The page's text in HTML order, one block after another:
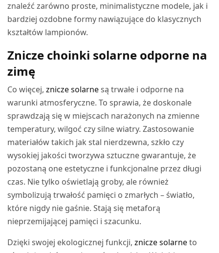
znaleźć zarówno proste, minimalistyczne modele, jak i
bardziej ozdobne formy nawiązujące do klasycznych
kształtów lampionów.
Znicze choinki solarne odporne na
zimę
Co więcej,znicze solarnesą trwałe i odporne na
warunki atmosferyczne. To sprawia, że doskonale
sprawdzają się w miejscach narażonych na zmienne
temperatury, wilgoć czy silne wiatry. Zastosowanie
materiałów takich jak stal nierdzewna, szkło czy
wysokiej jakości tworzywa sztuczne gwarantuje, że
pozostaną one estetyczne i funkcjonalne przez długi
czas. Nie tylko oświetlają groby, ale również
symbolizują trwałość pamięci o zmarłych – światło,
które nigdy nie gaśnie. Stają się metaforą
nieprzemijającej pamięci i szacunku.
Dzięki swojej ekologicznej funkcji,znicze solarneto